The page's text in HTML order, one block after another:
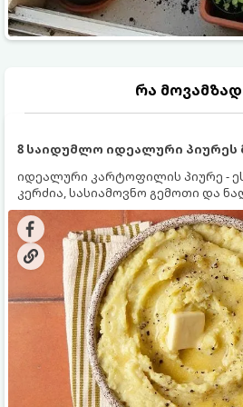
რა
8 საიდუმლო იდეალური
იდეალური კარტოფილის პიურე -
კერძია, სასიამოვნო გემოთი და
ფერით. მისი მომზადება ძალიან
არსებობს რამდენიმე საიდუმლო,
იცოდეთ, რომ პიურე იდეალურად